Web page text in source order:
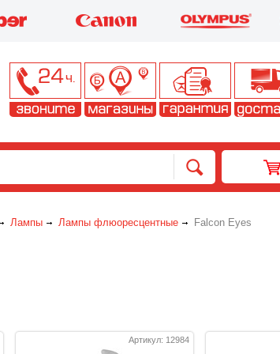
Лампы Лампы флюоресцентные Falcon Eyes
Артикул: 12984